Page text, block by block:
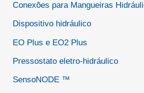
Conexões para Mangueiras
Dispositivo hidráulico
EO Plus e EO2 Plus
Pressostato eletro-hidráulico
SensoNODE ™